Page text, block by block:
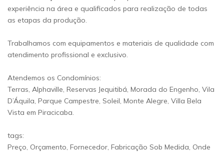
experiência na área e qualificados para realização de todas
as etapas da produção.
Trabalhamos com equipamentos e materiais de qualidade com
atendimento profissional e exclusivo.
Atendemos os Condomínios:
Terras, Alphaville, Reservas Jequitibá, Morada do Engenho, Vila
D’Áquila, Parque Campestre, Soleil, Monte Alegre, Villa Bela
Vista em Piracicaba.
tags:
Preço, Orçamento, Fornecedor, Fabricação Sob Medida, Onde